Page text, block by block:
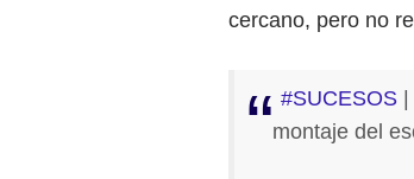
cercano, pero no
#SUCESOS
montaje del